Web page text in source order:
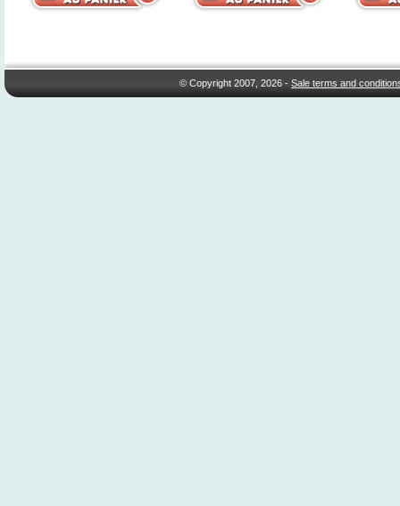
© Copyright 2007, 2026 -Sale terms and